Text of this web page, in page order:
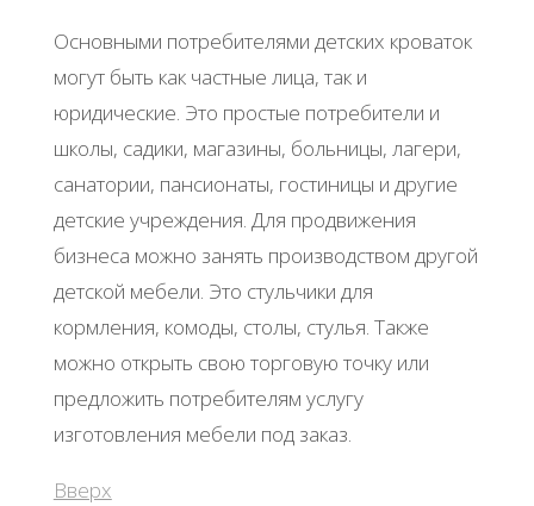
Основными потребителями детских кроваток
могут быть как частные лица, так и
юридические. Это простые потребители и
школы, садики, магазины, больницы, лагери,
санатории, пансионаты, гостиницы и другие
детские учреждения. Для продвижения
бизнеса можно занять производством другой
детской мебели. Это стульчики для
кормления, комоды, столы, стулья. Также
можно открыть свою торговую точку или
предложить потребителям услугу
изготовления мебели под заказ.
Вверх